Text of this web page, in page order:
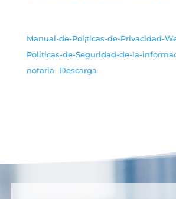
Manual-de-Pol¡ticas-de-Privacidad-
Politicas-de-Seguridad-de-la-
notaria
Descarga